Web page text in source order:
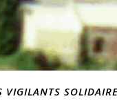
VIGILANTS